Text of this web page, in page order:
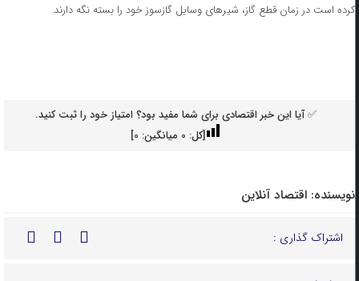
کرده است در زمان قطع گاز، شیر‌های وسایل گازسوز خود را بسته نگه دارند.
✅ آیا این خبر اقتصادی برای شما مفید بود؟ امتیاز خود را ثبت کنید.
[کل: 0میانگین: 0
]
نویسنده: اقتصاد آنلاین
اشتراک گذاری :